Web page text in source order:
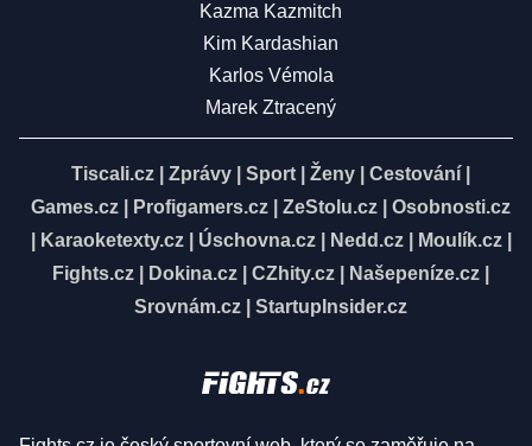
Kazma Kazmitch
Kim Kardashian
Karlos Vémola
Marek Ztracený
Tiscali.cz Zprávy Sport Ženy Cestování
Games.cz
Profigamers.cz ZeStolu.cz
Osobnosti.cz
Karaoketexty.cz| Úschovna.cz| Nedd.cz| Moulík.cz|
Fights.cz
Dokina.cz CZhity.cz Našepeníze.cz
Srovnám.cz
StartupInsider.cz